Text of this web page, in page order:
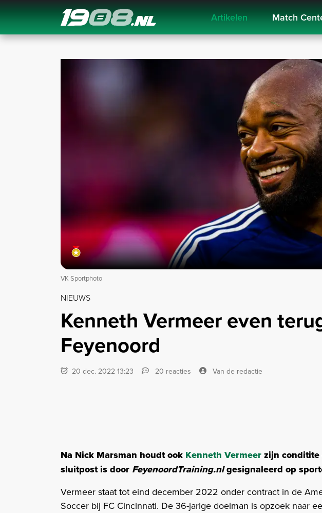
Navigation Artikelen Match
VK Sportphoto
NIEUWS
Kenneth Vermeer even
Feyenoord
20 dec. 2022 13:23 20 reacties Van de redactie
Na Nick Marsman houdt ook Kenneth Vermeerzijn conditite
sluitpost is door FeyenoordTraining.nlgesignaleerd op
Vermeer staat tot eind december 2022 onder contract in de
Soccer bij FC Cincinnati. De 36-jarige doelman is opzoek naar